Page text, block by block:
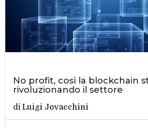
No profit, così la blockchain
rivoluzionando il settore
diLuigi Jovacchini